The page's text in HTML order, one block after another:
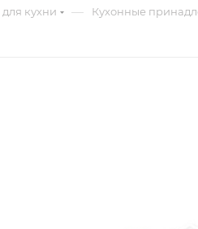
для кухни — Кухонные